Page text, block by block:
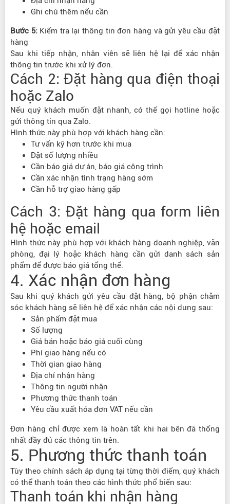
Ghi chú thêm nếu cần
Bước 5:Kiểm tra lại thông tin đơn hàng và gửi yêu cầu đặt
hàng
Sau khi tiếp nhận, nhân viên sẽ liên hệ lại để xác nhận
thông tin trước khi xử lý đơn.
Cách 2: Đặt hàng qua điện thoại
hoặc Zalo
Nếu quý khách muốn đặt nhanh, có thể gọi hotline hoặc
gửi thông tin qua Zalo.
Hình thức này phù hợp với khách hàng cần:
Tư vấn kỹ hơn trước khi mua
Đặt số lượng nhiều
Cần báo giá dự án, báo giá công trình
Cần xác nhận tình trạng hàng sớm
Cần hỗ trợ giao hàng gấp
Cách 3: Đặt hàng qua form liên
hệ hoặc email
Hình thức này phù hợp với khách hàng doanh nghiệp, văn
phòng, đại lý hoặc khách hàng cần gửi danh sách sản
phẩm để được báo giá tổng thể.
4. Xác nhận đơn hàng
Sau khi quý khách gửi yêu cầu đặt hàng, bộ phận chăm
sóc khách hàng sẽ liên hệ để xác nhận các nội dung sau:
Sản phẩm đặt mua
Số lượng
Giá bán hoặc báo giá cuối cùng
Phí giao hàng nếu có
Thời gian giao hàng
Địa chỉ nhận hàng
Thông tin người nhận
Phương thức thanh toán
Yêu cầu xuất hóa đơn VAT nếu cần
Đơn hàng chỉ được xem là hoàn tất khi hai bên đã thống
nhất đầy đủ các thông tin trên.
5. Phương thức thanh toán
Tùy theo chính sách áp dụng tại từng thời điểm, quý khách
có thể thanh toán theo các hình thức phổ biến sau:
Thanh toán khi nhận hàng